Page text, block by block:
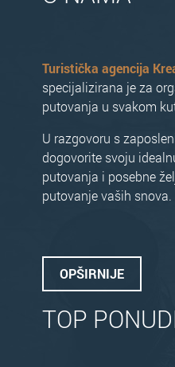
Turistička agencija
specijalizirana je za
putovanja u svakom
U razgovoru s
dogovorite svoju
putovanja i posebne
putovanje vaših snova.
OPŠIRNIJE
TOP